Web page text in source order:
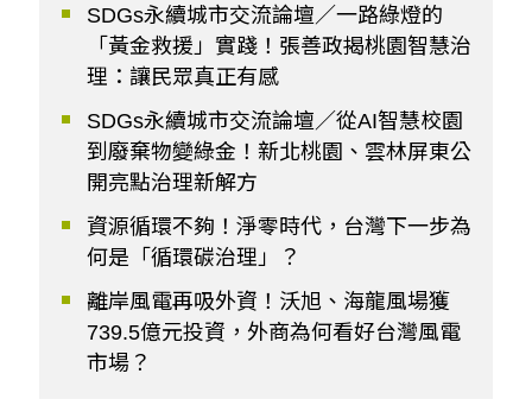
SDGs永續城市交流論壇／一路綠燈的
「黃金救援」實踐！張善政揭桃園智慧治
理：讓民眾真正有感
SDGs永續城市交流論壇／從AI智慧校園
到廢棄物變綠金！新北桃園、雲林屏東公
開亮點治理新解方
資源循環不夠！淨零時代，台灣下一步為
何是「循環碳治理」？
離岸風電再吸外資！沃旭、海龍風場獲
739.5億元投資，外商為何看好台灣風電
市場？